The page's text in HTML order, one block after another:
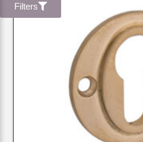
Filters